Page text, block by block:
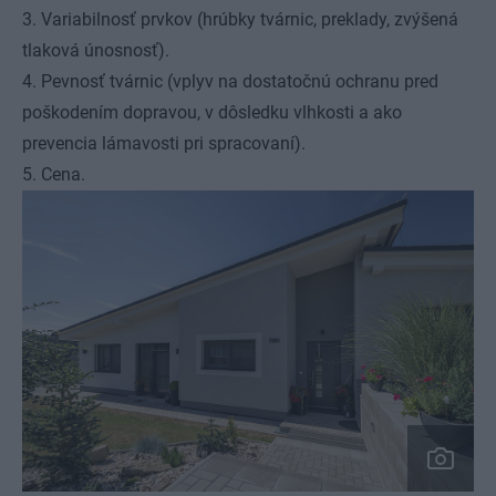
3. Variabilnosť prvkov (hrúbky tvárnic, preklady, zvýšená
tlaková únosnosť).
4. Pevnosť tvárnic (vplyv na dostatočnú ochranu pred
poškodením dopravou, v dôsledku vlhkosti a ako
prevencia lámavosti pri spracovaní).
5. Cena.